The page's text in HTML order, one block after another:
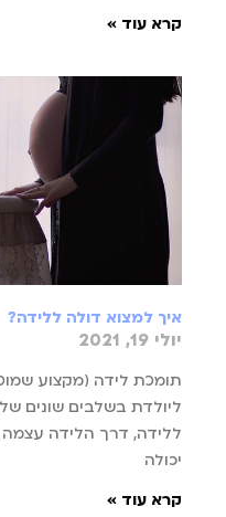
קרא עוד »
איך למצוא דולה ללידה?
יולי 19, 2021
תומכת לידה (מקצוע שמוכר
ליולדת בשלבים שונים
ללידה, דרך הלידה עצמה
יכולה
קרא עוד »